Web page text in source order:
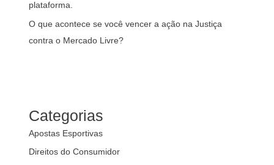
plataforma.
O que acontece se você vencer a ação na Justiça
contra o Mercado Livre?
Categorias
Apostas Esportivas
Direitos do Consumidor